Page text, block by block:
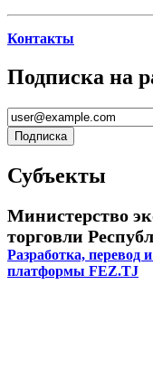
Контакты
Подписка на
Субъекты
Министерство
торговли
Разработка, перевод
платформы FEZ.TJ